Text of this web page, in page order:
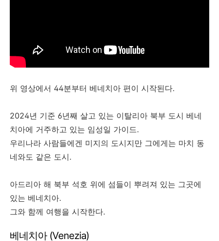
위 영상에서 44분부터 베네치아 편이 시작된다.
2024년 기준 6년째 살고 있는 이탈리아 북부 도시 베네
치아에 거주하고 있는 임성일 가이드.
우리나라 사람들에겐 미지의 도시지만 그에게는 마치 동
네와도 같은 도시.
아드리아 해 북부 석호 위에 섬들이 뿌려져 있는 그곳에
있는 베네치아.
그와 함께 여행을 시작한다.
베네치아 (Venezia)